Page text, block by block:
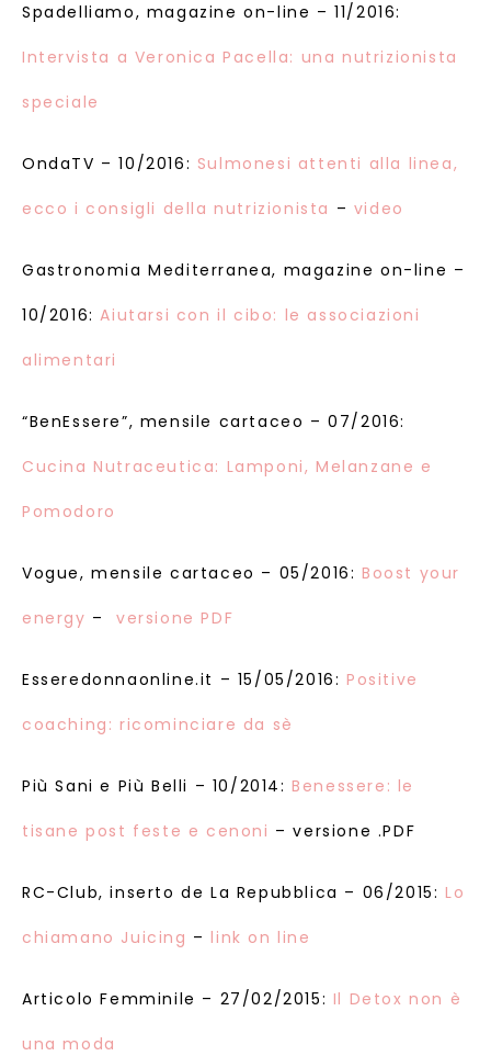
Spadelliamo, magazine on-line – 11/2016:
Intervista a Veronica Pacella: una nutrizionista
speciale
OndaTV – 10/2016: Sulmonesi attenti alla linea,
ecco i consigli della nutrizionista – video
Gastronomia Mediterranea, magazine on-line –
10/2016:Aiutarsi con il cibo: le associazioni
alimentari
“BenEssere”, mensile cartaceo – 07/2016:
Cucina Nutraceutica: Lamponi, Melanzane e
Pomodoro
Vogue, mensile cartaceo – 05/2016: Boost your
energy –versione PDF
Esseredonnaonline.it – 15/05/2016: Positive
coaching: ricominciare da sè
Più Sani e Più Belli – 10/2014: Benessere: le
tisane post feste e cenoni – versione .PDF
RC-Club, inserto de La Repubblica – 06/2015: Lo
chiamano Juicing – link on line
Articolo Femminile – 27/02/2015: Il Detox non è
una moda